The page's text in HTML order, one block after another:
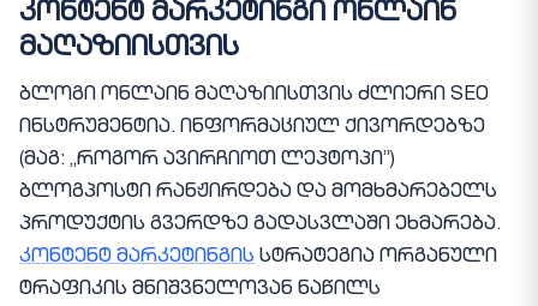
კონტენტ მარკეტინგი ონლაინ
მაღაზიისთვის
ბლოგი ონლაინ მაღაზიისთვის ძლიერი SEO
ინსტრუმენტია. ინფორმაციულ ქივორდებზე
(მაგ: „როგორ ავირჩიოთ ლეპტოპი”)
ბლოგპოსტი რანჟირდება და მომხმარებელს
პროდუქტის გვერდზე გადასვლაში ეხმარება.
კონტენტ მარკეტინგის სტრატეგია ორგანული
ტრაფიკის მნიშვნელოვან ნაწილს